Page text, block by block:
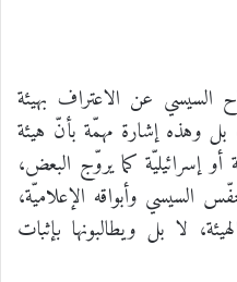
السيسي عن الاعتراف بهيئة
بل وهذه إشارة مهمّة بأنّ هيئة
أو إسرائيليّة كما يروّج البعض،
السيسي وأبواقه الإعلاميّة،
لا بل ويطالبونها بإثبات